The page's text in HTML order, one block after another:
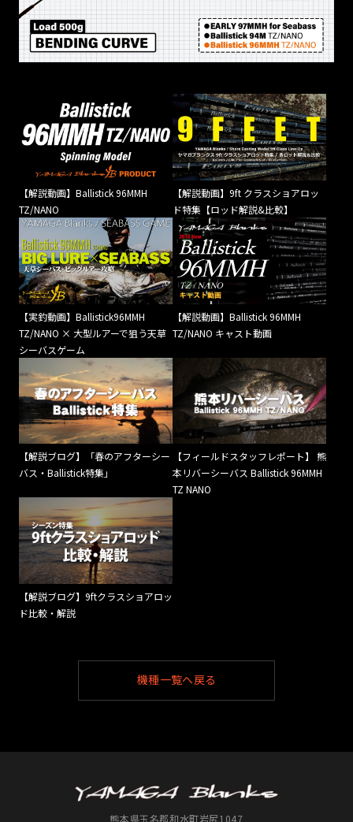
【解説動画】Ballistick 96MMH
TZ/NANO
【解説動画】9ft クラスショアロッ
ド特集【ロッド解説&比較】
【実釣動画】Ballistick96MMH
TZ/NANO × 大型ルアーで狙う天草
シーバスゲーム
【解説動画】Ballistick 96MMH
TZ/NANO キャスト動画
【解説ブログ】「春のアフターシー
バス・Ballistick特集」
【フィールドスタッフレポート】 熊
本リバーシーバス Ballistick 96MMH
TZ NANO
【解説ブログ】9ftクラスショアロッ
ド比較・解説
機種一覧へ戻る
熊本県玉名郡和水町岩尻1047